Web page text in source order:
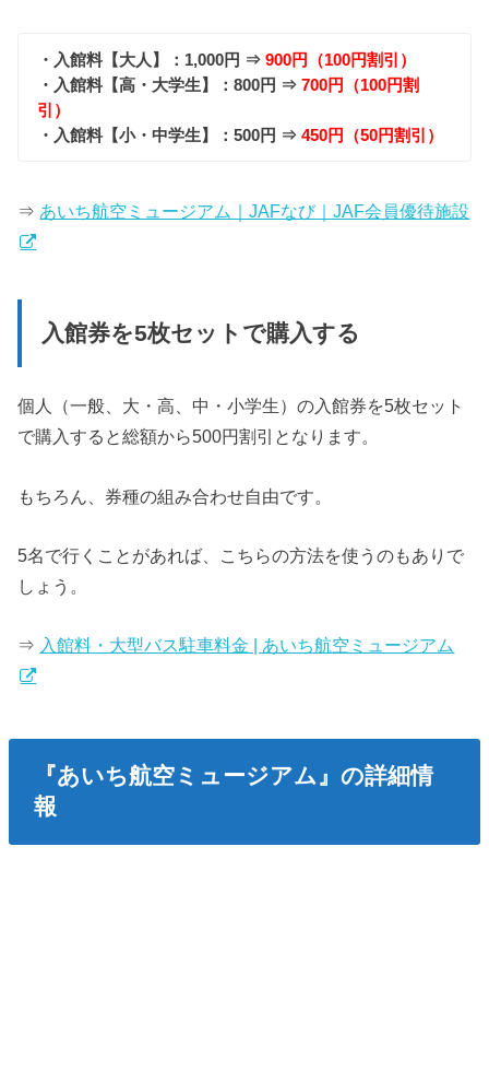
・入館料【大人】：1,000円 ⇒900円（100円割引）
・入館料【高・大学生】：800円 ⇒700円（100円割
引）
・入館料【小・中学生】：500円 ⇒450円（50円割引）
⇒ あいち航空ミュージアム｜JAFなび｜JAF会員優待施設
入館券を5枚セットで購入する
個人（一般、大・高、中・小学生）の入館券を5枚セット
で購入すると総額から500円割引となります。
もちろん、券種の組み合わせ自由です。
5名で行くことがあれば、こちらの方法を使うのもありで
しょう。
⇒ 入館料・大型バス駐車料金 | あいち航空ミュージアム
『あいち航空ミュージアム』の詳細情
報